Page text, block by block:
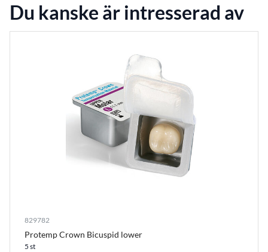
Du kanske är intresserad av
829782
Protemp Crown Bicuspid lower
5 st